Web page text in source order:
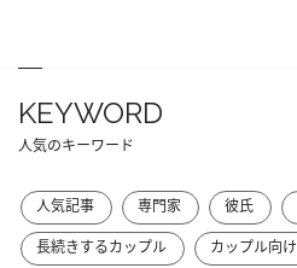
KEYWORD
人気のキーワード
人気記事 専門家 彼氏
長続きするカップル
カップル向け